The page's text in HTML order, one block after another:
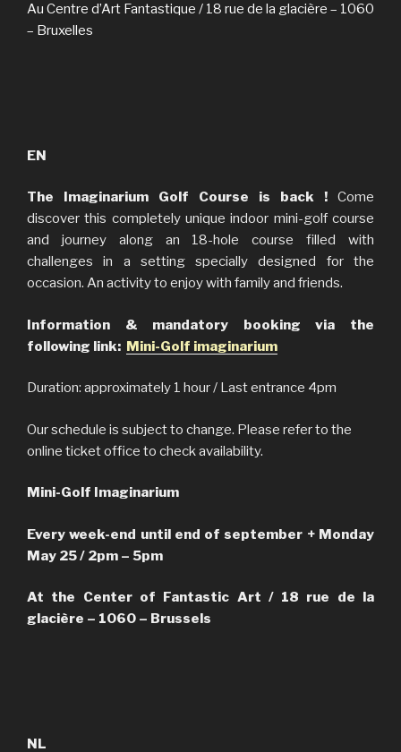
Au Centre d’Art Fantastique / 18 rue de la glacière – 1060
– Bruxelles
EN
The Imaginarium Golf Course is back ! Come
discover this completely unique indoor mini-golf course
and journey along an 18-hole course filled with
challenges in a setting specially designed for the
occasion. An activity to enjoy with family and friends.
Information & mandatory booking via the
following link: Mini-Golf imaginarium
Duration: approximately 1 hour / Last entrance 4pm
Our schedule is subject to change. Please refer to the
online ticket office to check availability.
Mini-Golf Imaginarium
Every week-end until end of september + Monday
May 25 / 2pm – 5pm
At the Center of Fantastic Art / 18 rue de la
glacière – 1060 – Brussels
NL